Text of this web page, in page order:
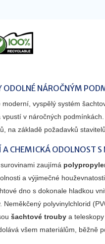
ODOLNÉ NÁROČNÝM
moderní, vyspělý systém
v náročných
na základě požadavků
CHEMICKÁ ODOLNOST
zaujímá
a výjimečné
dno s dokonale hladkou
Neměkčený polyvinylchlorid
šachtové trouby a
všem materiálům, běžně